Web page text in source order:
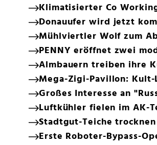
Klimatisierter Co
Donauufer wird jetzt
Mühlviertler Wolf zum
PENNY eröffnet zwei
Almbauern treiben ihre
Mega-Zigi-Pavillon:
Großes Interesse an
Luftkühler fielen im AK-
Stadtgut-Teiche
Erste Roboter-Bypass-